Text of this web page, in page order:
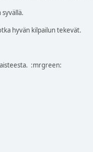
hyvän kilpailun tekevät.
:mrgreen: